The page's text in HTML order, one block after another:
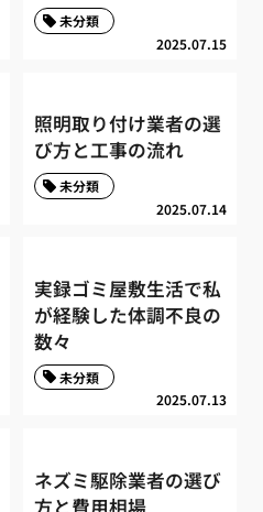
2025.07.15
未分類
照明取り付け業者の選
び方と工事の流れ
2025.07.14
未分類
実録ゴミ屋敷生活で私
が経験した体調不良の
数々
2025.07.13
未分類
ネズミ駆除業者の選び
方と費用相場